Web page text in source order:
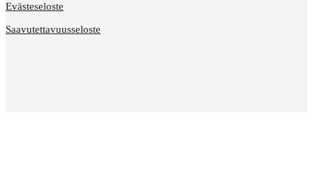
Evästeseloste
Saavutettavuusseloste